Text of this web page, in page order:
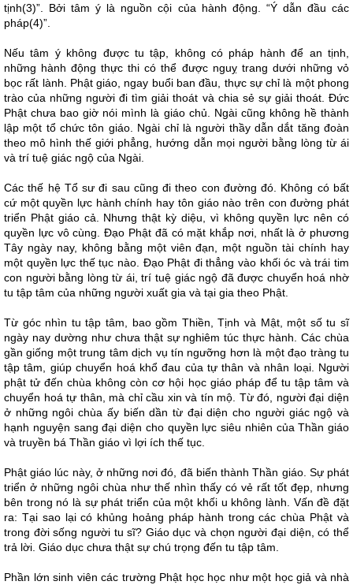
tịnh(3)”. Bởi tâm ý là nguồn cội của hành động. “Ý dẫn đầu các
pháp(4)”.
Nếu tâm ý không được tu tập, không có pháp hành để an tịnh,
những hành động thực thi có thể được nguỵ trang dưới những vỏ
bọc rất lành. Phật giáo, ngay buổi ban đầu, thực sự chỉ là một phong
trào của những người đi tìm giải thoát và chia sẻ sự giải thoát. Đức
Phật chưa bao giờ nói mình là giáo chủ. Ngài cũng không hề thành
lập một tổ chức tôn giáo. Ngài chỉ là người thầy dẫn dắt tăng đoàn
theo mô hình thế giới phẳng, hướng dẫn mọi người bằng lòng từ ái
và trí tuệ giác ngộ của Ngài.
Các thế hệ Tổ sư đi sau cũng đi theo con đường đó. Không có bất
cứ một quyền lực hành chính hay tôn giáo nào trên con đường phát
triển Phật giáo cả. Nhưng thật kỳ diệu, vì không quyền lực nên có
quyền lực vô cùng. Đạo Phật đã có mặt khắp nơi, nhất là ở phương
Tây ngày nay, không bằng một viên đạn, một nguồn tài chính hay
một quyền lực thế tục nào. Đạo Phật đi thẳng vào khối óc và trái tim
con người bằng lòng từ ái, trí tuệ giác ngộ đã được chuyển hoá nhờ
tu tập tâm của những người xuất gia và tại gia theo Phật.
Từ góc nhìn tu tập tâm, bao gồm Thiền, Tịnh và Mật, một số tu sĩ
ngày nay dường như chưa thật sự nghiêm túc thực hành. Các chùa
gần giống một trung tâm dịch vụ tín ngưỡng hơn là một đạo tràng tu
tập tâm, giúp chuyển hoá khổ đau của tự thân và nhân loại. Người
phật tử đến chùa không còn cơ hội học giáo pháp để tu tập tâm và
chuyển hoá tự thân, mà chỉ cầu xin và tín mộ. Từ đó, người đại diện
ở những ngôi chùa ấy biến dần từ đại diện cho người giác ngộ và
hạnh nguyện sang đại diện cho quyền lực siêu nhiên của Thần giáo
và truyền bá Thần giáo vì lợi ích thế tục.
Phật giáo lúc này, ở những nơi đó, đã biến thành Thần giáo. Sự phát
triển ở những ngôi chùa như thế nhìn thấy có vẻ rất tốt đẹp, nhưng
bên trong nó là sự phát triển của một khối u không lành. Vấn đề đặt
ra: Tại sao lại có khủng hoảng pháp hành trong các chùa Phật và
trong đời sống người tu sĩ? Giáo dục và chọn người đại diện, có thể
trả lời. Giáo dục chưa thật sự chú trọng đến tu tập tâm.
Phần lớn sinh viên các trường Phật học học như một học giả và nhà